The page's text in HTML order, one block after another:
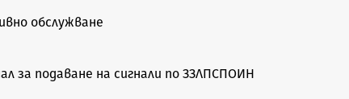
обслужване
за подаване на сигнали по ЗЗЛПСПОИН